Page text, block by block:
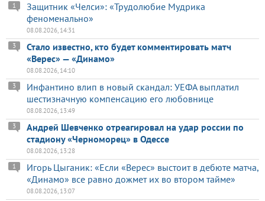
Защитник «Челси»: «Трудолюбие Мудрика
феноменально»
1
08.08.2026, 14:31
Стало известно, кто будет комментировать матч
«Верес» — «Динамо»
3
08.08.2026, 14:10
Инфантино влип в новый скандал: УЕФА выплатил
шестизначную компенсацию его любовнице
3
08.08.2026, 13:49
Андрей Шевченко отреагировал на удар россии по
стадиону «Черноморец» в Одессе
3
08.08.2026, 13:28
Игорь Цыганик: «Если «Верес» выстоит в дебюте матча,
«Динамо» все равно дожмет их во втором тайме»
1
08.08.2026, 13:07